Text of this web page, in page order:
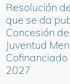
Resolución
que se da
Concesión
Juventud
2027